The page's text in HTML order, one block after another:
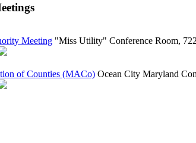
Meeting "Miss Utility" Conference Room,
of Counties (MACo) Ocean City Maryland